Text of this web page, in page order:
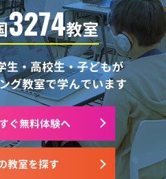
3274教室
生・高校生・子どもが
グ教室で学んでいます
教室を探す
ぐ無料体験へ